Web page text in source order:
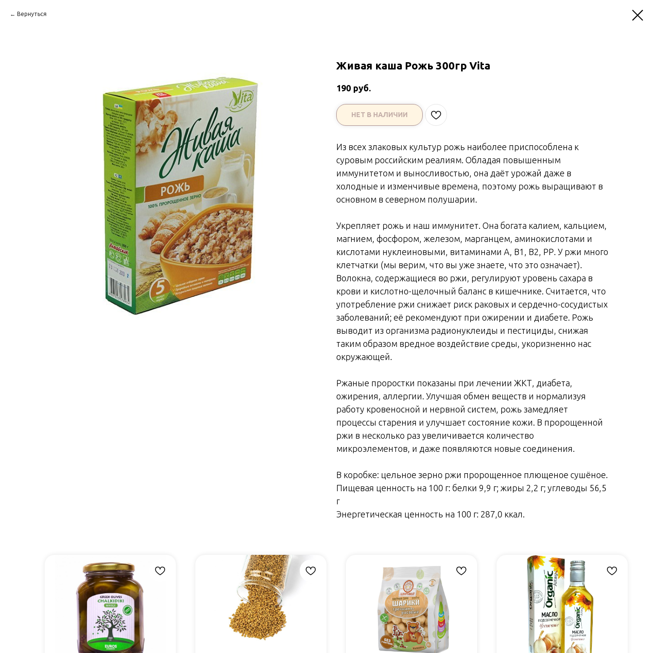
Вернуться
Живая каша Рожь 300гр Vita
190 руб.
НЕТ В НАЛИЧИИ
Из всех злаковых культур рожь наиболее приспособлена к
суровым российским реалиям. Обладая повышенным
иммунитетом и выносливостью, она даёт урожай даже в
холодные и изменчивые времена, поэтому рожь выращивают в
основном в северном полушарии.
Укрепляет рожь и наш иммунитет. Она богата калием, кальцием,
магнием, фосфором, железом, марганцем, аминокислотами и
кислотами нуклеиновыми, витаминами А, В1, В2, РР. У ржи много
клетчатки (мы верим, что вы уже знаете, что это означает).
Волокна, содержащиеся во ржи, регулируют уровень сахара в
крови и кислотно-щелочный баланс в кишечнике. Считается, что
употребление ржи снижает риск раковых и сердечно-сосудистых
заболеваний; её рекомендуют при ожирении и диабете. Рожь
выводит из организма радионуклеиды и пестициды, снижая
таким образом вредное воздействие среды, укоризненно нас
окружающей.
Ржаные проростки показаны при лечении ЖКТ, диабета,
ожирения, аллергии. Улучшая обмен веществ и нормализуя
работу кровеносной и нервной систем, рожь замедляет
процессы старения и улучшает состояние кожи. В пророщенной
ржи в несколько раз увеличивается количество
микроэлементов, и даже появляются новые соединения.
В коробке: цельное зерно ржи пророщенное плющеное сушёное.
Пищевая ценность на 100 г: белки 9,9 г; жиры 2,2 г; углеводы 56,5
г
Энергетическая ценность на 100 г: 287,0 ккал.